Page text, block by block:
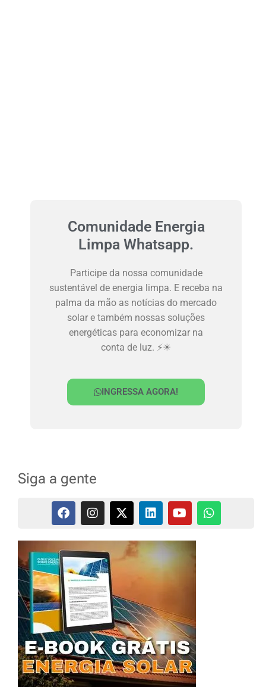
Comunidade Energia
Limpa Whatsapp.
Participe da nossa comunidade
sustentável de energia limpa. E receba na
palma da mão as notícias do mercado
solar e também nossas soluções
energéticas para economizar na
conta de luz. ⚡☀
INGRESSA AGORA!
Siga a gente